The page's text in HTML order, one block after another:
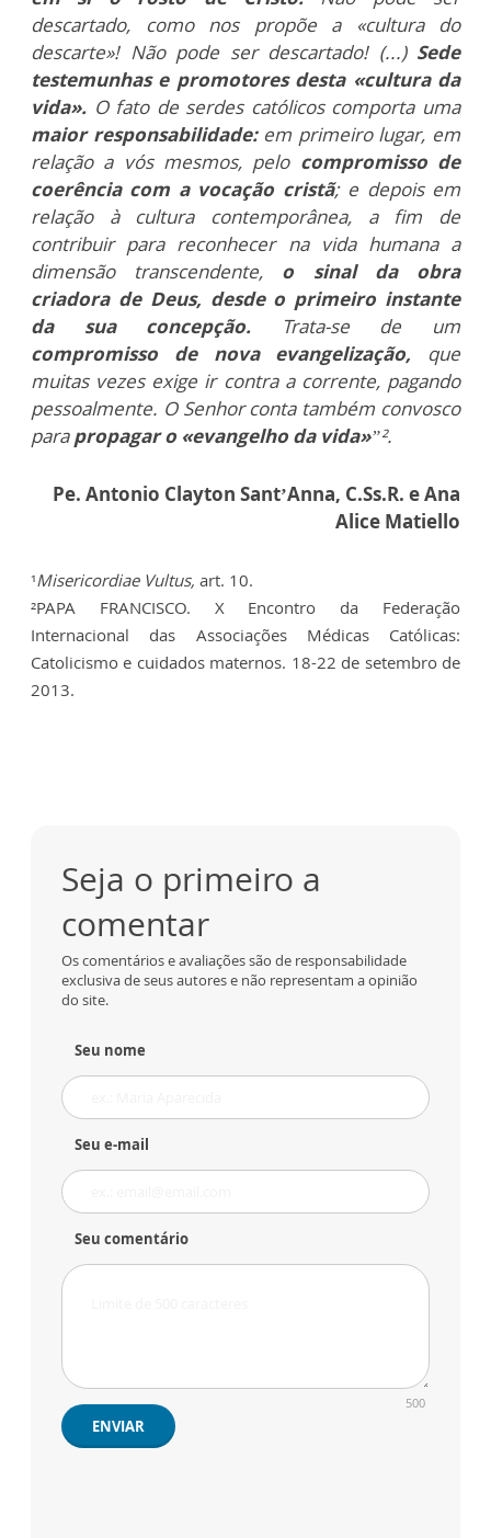
descartado, como nos propõe a «cultura do
descarte»! Não pode ser descartado! (...) Sede
testemunhas e promotores desta «cultura da
vida». O fato de serdes católicos comporta uma
maior responsabilidade:em primeiro lugar, em
relação a vós mesmos, pelo compromisso de
coerência com a vocação cristã; e depois em
relação à cultura contemporânea, a fim de
contribuir para reconhecer na vida humana a
dimensão transcendente, o sinal da obra
criadora de Deus, desde o primeiro instante
da sua concepção.
Trata-se de um
compromisso de nova evangelização, que
muitas vezes exige ir contra a corrente, pagando
pessoalmente. O Senhor conta também convosco
parapropagar o «evangelho da vida»”².
Pe. Antonio Clayton Sant’Anna, C.Ss.R. eAna
Alice Matiello
¹Misericordiae Vultus, art. 10.
²PAPA FRANCISCO. X Encontro da Federação
Internacional das Associações Médicas Católicas:
Catolicismo e cuidados maternos. 18-22 de setembro de
2013.
Seja o primeiro a
comentar
Os comentários e avaliações são de responsabilidade
exclusiva de seus autores e não representam a opinião
do site.
Seu nome
Seu e-mail
Seu comentário
500
ENVIAR